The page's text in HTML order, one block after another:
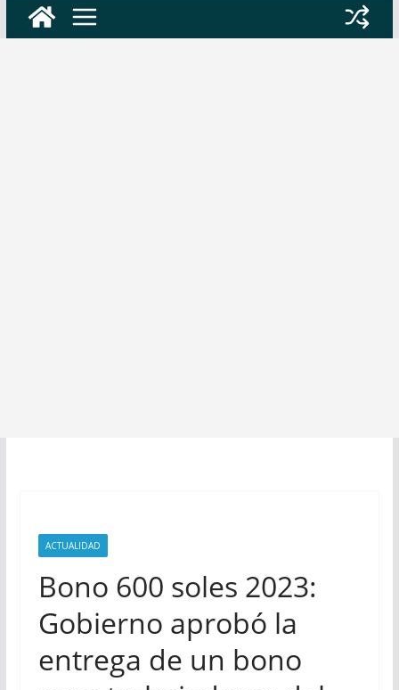
ACTUALIDAD
Bono 600 soles 2023:
Gobierno aprobó la
entrega de un bono